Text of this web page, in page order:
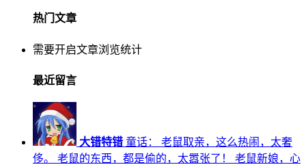
热门文章
需要开启文章浏览统计
最近留言
大错特错 童话： 老鼠取亲，这么热闹，太奢
侈。 老鼠的东西，都是偷的，太嚣张了！ 老鼠新娘，心